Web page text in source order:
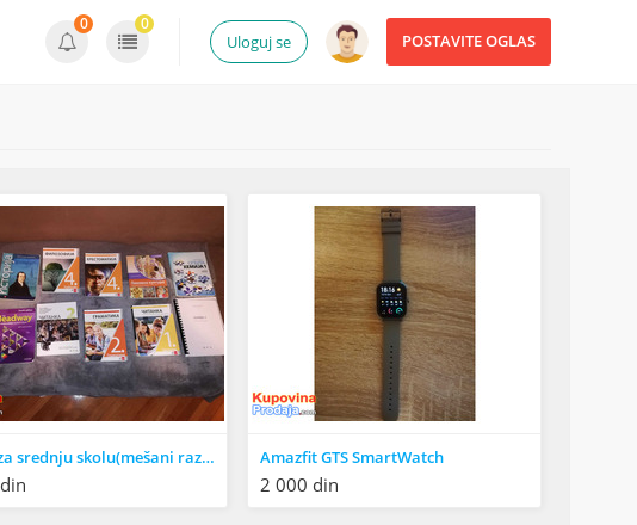
POSTAVITE OGLAS
Uloguj se
0 0
Knjige za srednju skolu(mešani razredi) Amazfit GTS SmartWatch
2 000 din